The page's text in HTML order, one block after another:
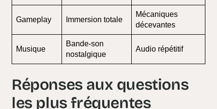
Gameplay Immersion totale
Mécaniques
décevantes
Musique
Bande-son
nostalgique
Audio répétitif
Réponses aux questions
les plus fréquentes